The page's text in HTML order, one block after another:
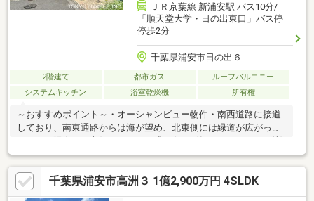
ＪＲ京葉線 新浦安駅 バス10分/
「順天堂大学・日の出東口」バス停
停歩2分
千葉県浦安市日の出６
2階建て 都市ガス
ルーフバルコニー
システムキッチン
浴室乾燥機 所有権
～おすすめポイント～・オーシャンビュー物件・南西道路に接道
しており、南東通路からは海が望め、北東側には緑道が広がって
いるため陽当たり良好です。・平成30年5月築、トヨタホーム(株)
施工の長期優良注文戸建。・カースペース2台・海を望めるルーフ
バルコニー・約33.2畳のLDKに備付食器棚、備付テレビボード・1
階約5.9畳、約6.4畳の洋室は「2ドア1ルーム」 ※間仕切りをし
て、2つの独立したお部屋として利用も可能・約9.5畳の主寝室に
千葉県浦安市高洲３ 1億2,900万円 4SLDK